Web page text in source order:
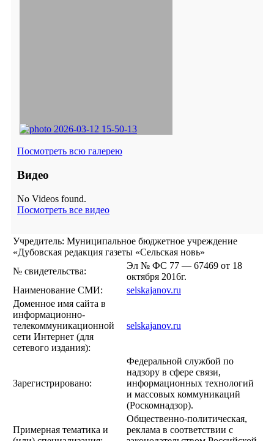
Посмотреть всю галерею
Видео
No Videos found.
Посмотреть все видео
Учредитель: Муниципальное бюджетное учреждение
«Дубовская редакция газеты «Сельская новь»
№ свидетельства:
Эл № ФС 77 — 67469 от 18
октября 2016г.
Наименование СМИ:
selskajanov.ru
Доменное имя сайта в
информационно-
телекоммуникационной
сети Интернет (для
сетевого издания):
selskajanov.ru
Зарегистрировано:
Федеральной службой по
надзору в сфере связи,
информационных технологий
и массовых коммуникаций
(Роскомнадзор).
Примерная тематика и
Общественно-политическая,
реклама в соответствии с